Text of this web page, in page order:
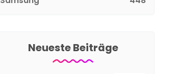
Neueste Beiträge